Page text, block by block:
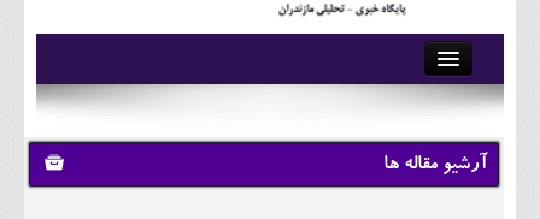
آرشیو
تماس با ما
وبلاگ
آرشیو مقاله ها